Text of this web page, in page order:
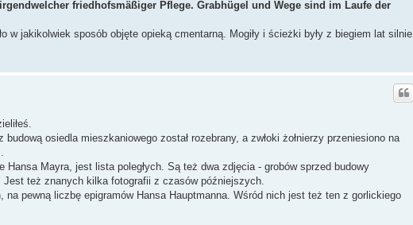
friedhofsmäßiger Pflege. Grabhügel und Wege sind im Laufe der
w jakikolwiek sposób objęte opieką cmentarną. Mogiły i ścieżki były z biegiem lat silnie
osiedla mieszkaniowego został rozebrany, a zwłoki żołnierzy przeniesiono na
Mayra, jest lista poległych. Są też dwa zdjęcia - grobów sprzed budowy
też znanych kilka fotografii z czasów późniejszych.
na pewną liczbę epigramów Hansa Hauptmanna. Wśród nich jest też ten z gorlickiego